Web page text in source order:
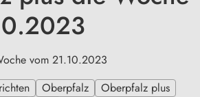
vom 21.10.2023
Oberpfalz
Oberpfalz plus